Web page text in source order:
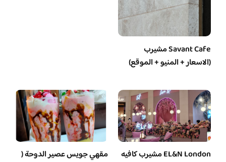
Savant Cafe مشيرب
(الاسعار + المنيو + الموقع)
EL&N London مشيرب كافيه
مقهي جويس عصير الدوحة (